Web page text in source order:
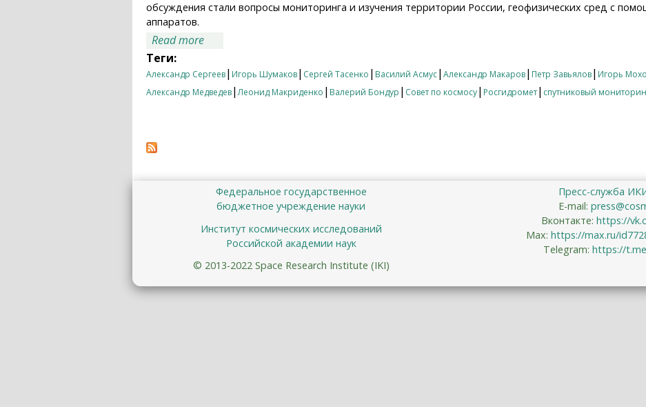
обсуждения стали вопросы мониторинга и изучения территории России, геофизических сред с
аппаратов.
Read more
Теги:
Александр Сергеев| Игорь Шумаков| Сергей Тасенко | Василий Асмус| Александр Макаров| Петр Завьялов| Игорь
Александр Медведев|Леонид Макриденко | Валерий Бондур | Совет по космосу| Росгидромет| спутниковый
Федеральное государственное
бюджетное учреждение науки
Институт космических исследований
Российской академии наук
© 2013-2022 Space Research Institute (IKI)
Пресс-служба
E-mail:
Вконтакте: https://
Max: https://max.ru/
Telegram: https://